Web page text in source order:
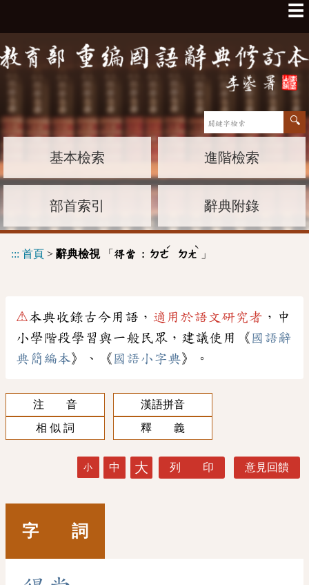
☰
基本檢索 進階檢索
部首索引 辭典附錄
::: 首頁 > 辭典檢視「 得當 : ㄉㄜ
ˊ
ㄉㄤ
ˋ
」
⚠本典收錄古今用語， 適用於語文研究者 ，中
小學階段學習與一般民眾，建議使用《 國語辭
典簡編本》、《 國語小字典》。
注 音
漢語拼音
相 似 詞
釋 義
小 中 大 列 印 意見回饋
字 詞